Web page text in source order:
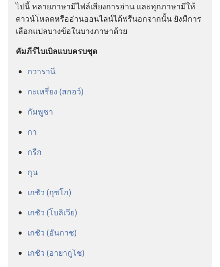
ไป​นี้ หลาย​ภาษา​มี​ไฟล์​เสียง​การ​อ่าน และ​ทุก​ภาษา​มี​ให้​
ดาวน์โหลด​หรือ​อ่าน​ออนไลน์​ได้​ฟรี​นอกจากนั้น ยัง​มี​การ​
เลือก​แปล​บาง​ข้อ​ใน​บาง​ภาษา​ด้วย
คัมภีร์​ไบเบิล​แบบ​ครบ​ชุด
กวารานี
กะเหรี่ยง (สกอว์)
กัมพูชา
กา
กรีก
กุน
เกชัว (กุซโก)
เกชัว (โบลิเวีย)
เกชัว (อันกาช)
เกชัว (อายากูโช)